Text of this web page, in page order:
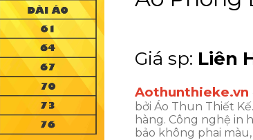
Aothunthieke.vn
bởi Áo Thun Thiết
hàng. Công nghệ in
bảo không phai
Giá sp: Liên